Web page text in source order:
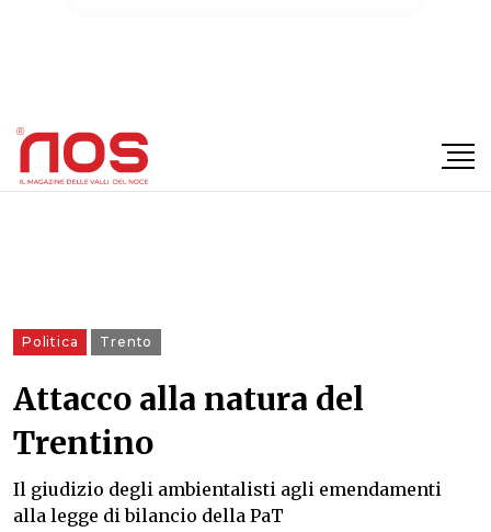
Politica Trento
Attacco alla natura del
Trentino
Il giudizio degli ambientalisti agli emendamenti
alla legge di bilancio della PaT